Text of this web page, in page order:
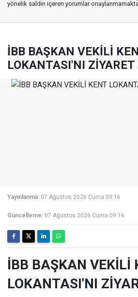
yönelik saldırı içeren yorumlar
İBB BAŞKAN VEKİLİ
LOKANTASI'NI
Yayınlanma: 07 Ağustos 2026 Cuma 09:16
Güncelleme: 07 Ağustos 2026 Cuma 09:16
İBB BAŞKAN VEKİLİ
LOKANTASI'NI